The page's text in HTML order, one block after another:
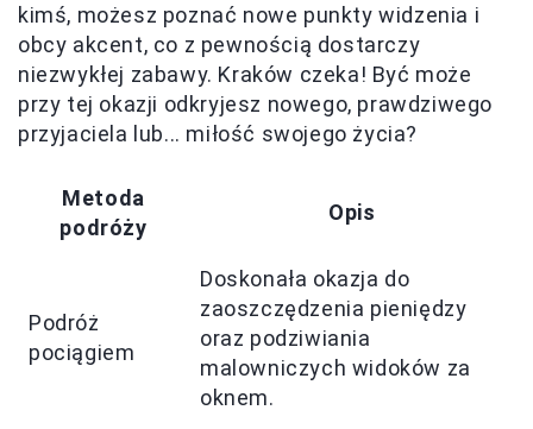
kimś, możesz poznać nowe punkty widzenia i
obcy akcent, co z pewnością dostarczy
niezwykłej zabawy. Kraków czeka! Być może
przy tej okazji odkryjesz nowego, prawdziwego
przyjaciela lub... miłość swojego życia?
Metoda
podróży
Opis
Podróż
pociągiem
Doskonała okazja do
zaoszczędzenia pieniędzy
oraz podziwiania
malowniczych widoków za
oknem.